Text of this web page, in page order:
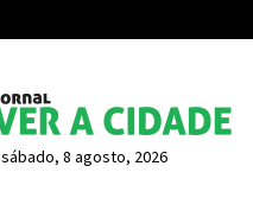
sábado, 8 agosto, 2026